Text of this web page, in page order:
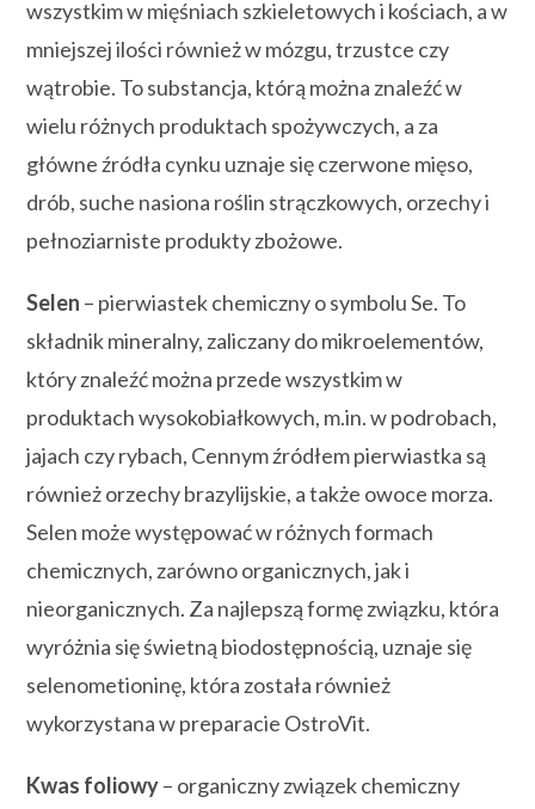
wszystkim w mięśniach szkieletowych i kościach, a w
mniejszej ilości również w mózgu, trzustce czy
wątrobie. To substancja, którą można znaleźć w
wielu różnych produktach spożywczych, a za
główne źródła cynku uznaje się czerwone mięso,
drób, suche nasiona roślin strączkowych, orzechy i
pełnoziarniste produkty zbożowe.
Selen – pierwiastek chemiczny o symbolu Se. To
składnik mineralny, zaliczany do mikroelementów,
który znaleźć można przede wszystkim w
produktach wysokobiałkowych, m.in. w podrobach,
jajach czy rybach, Cennym źródłem pierwiastka są
również orzechy brazylijskie, a także owoce morza.
Selen może występować w różnych formach
chemicznych, zarówno organicznych, jak i
nieorganicznych. Za najlepszą formę związku, która
wyróżnia się świetną biodostępnością, uznaje się
selenometioninę, która została również
wykorzystana w preparacie OstroVit.
Kwas foliowy– organiczny związek chemiczny